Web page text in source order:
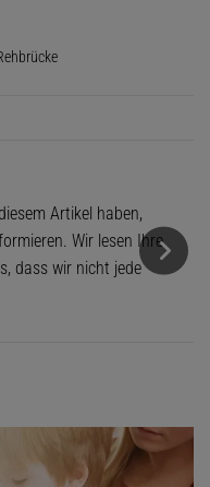
Artikel haben,
Wir lesen Ihre
dass wir nicht jede